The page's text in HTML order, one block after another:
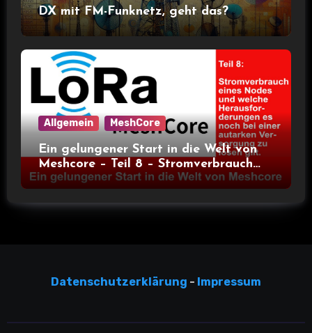
DX mit FM-Funknetz, geht das?
Allgemein MeshCore
Ein gelungener Start in die Welt von
Meshcore – Teil 8 – Stromverbrauch
bei verschiedenen Nodes
Datenschutzerklärung - Impressum